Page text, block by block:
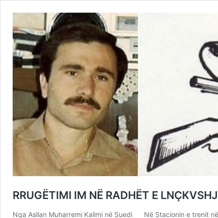
RRUGËTIMI IM NË RADHËT E
Nga Asllan Muharremi Kalimi në Suedi Në Stacionin e trenit